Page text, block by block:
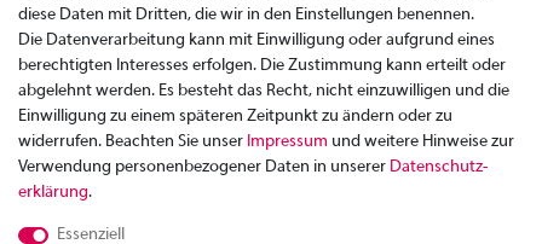
Zahlung
diese Daten mit Dritten, die wir in den Einstellungen benennen.
Die Datenverarbeitung kann mit Einwilligung oder aufgrund eines
berechtigten Interesses erfolgen. Die Zustimmung kann erteilt oder
abgelehnt werden. Es besteht das Recht, nicht einzuwilligen und die
Einwilligung zu einem späteren Zeitpunkt zu ändern oder zu
widerrufen. Beachten Sie unser Impressum und weitere Hinweise zur
Verwendung personenbezogener Daten in unserer Daten­schutz­
erklärung.
Essenziell